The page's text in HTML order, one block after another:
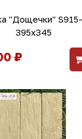
"Дощечки"
395х345
₽